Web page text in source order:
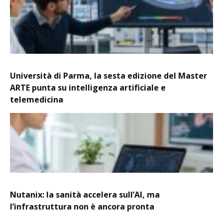
Università di Parma, la sesta edizione del Master
ARTE punta su intelligenza artificiale e
telemedicina
Nutanix: la sanità accelera sull’AI, ma
l’infrastruttura non è ancora pronta